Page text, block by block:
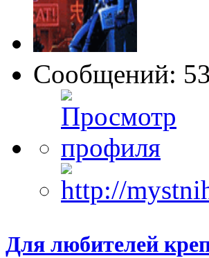
Сообщений:
Для любителей